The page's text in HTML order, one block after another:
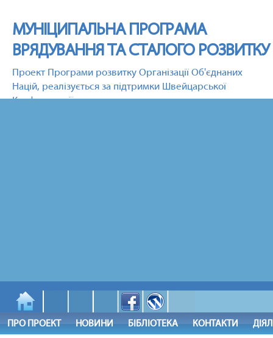
МУНІЦИПАЛЬНА ПРОГРАМА
ВРЯДУВАННЯ ТА СТАЛОГО РОЗВИТКУ
Проект Програми розвитку Організації Об'єднаних
Націй, реалізується за підтримки Швейцарської
Конфедерації
ПРО ПРОЕКТ НОВИНИ БІБЛІОТЕКА КОНТАКТИ